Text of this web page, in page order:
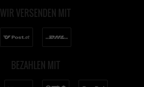
WIR VERSENDEN MIT
BEZAHLEN MIT